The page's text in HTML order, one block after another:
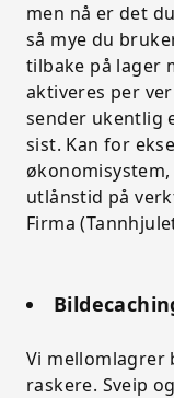
men nå er det
så mye du
tilbake på lager
aktiveres per
sender ukentlig
sist. Kan for
utlånstid på
Firma
Vi mellomlagrer
raskere. Sveip